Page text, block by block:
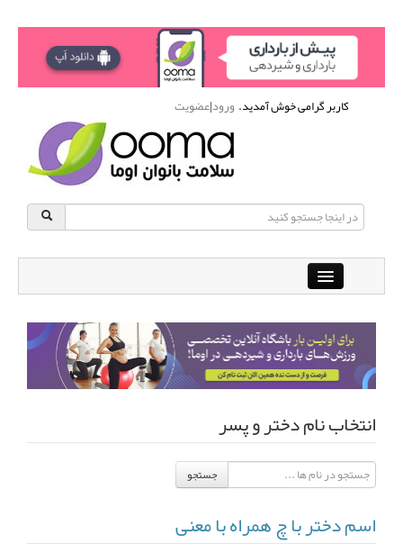
کاربر گرامی خوش آمدید.ورود|عضویت
باشگاه آنلاین ورزشی اوما
دانشنامه سلامت بانوان پرسش و پاسخ
انجمن متخصصین زنان و اوما
فهرست مواد غذایی اپلیکیشن بارداری و کودک اوما
تماس با ما
انتخاب نام دختر و پسر
جستجو
اسم دختر با چ همراه با معنی